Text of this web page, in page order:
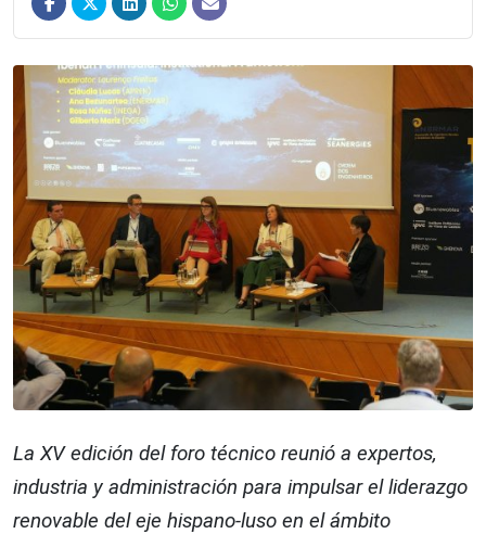
La XV edición del foro técnico reunió a expertos,
industria y administración para impulsar el liderazgo
renovable del eje hispano-luso en el ámbito